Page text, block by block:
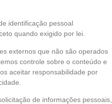
identificação pessoal
quando exigido por lei.
externos que não são operados
controle sobre o conteúdo e
aceitar responsabilidade por
de informações pessoais,